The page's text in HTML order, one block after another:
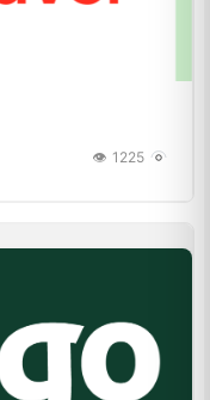
1225